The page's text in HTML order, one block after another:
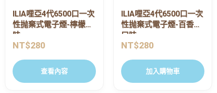
ILIA哩亞4代6500口一次
性抛棄式電子煙-檸檬口
味
NT$280
查看內容
ILIA哩亞4代6500口一次
性抛棄式電子煙-百香果
口味
NT$280
加入購物車